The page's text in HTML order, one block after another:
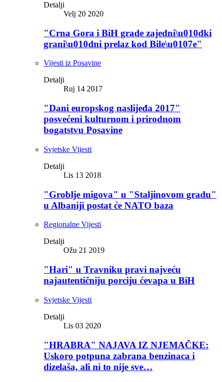
Detalji
Velj 20 2020
"Crna Gora i BiH grade zajedni\u010dki
grani\u010dni prelaz kod Bile\u0107e"
Vijesti iz Posavine
Detalji
Ruj 14 2017
"Dani europskog naslijeđa 2017"
posvećeni kulturnom i prirodnom
bogatstvu Posavine
Svjetske Vijesti
Detalji
Lis 13 2018
"Groblje migova" u "Staljinovom gradu"
u Albaniji postat će NATO baza
Regionalne Vijesti
Detalji
Ožu 21 2019
"Hari" u Travniku pravi najveću
najautentičniju porciju ćevapa u BiH
Svjetske Vijesti
Detalji
Lis 03 2020
"HRABRA" NAJAVA IZ NJEMAČKE:
Uskoro potpuna zabrana benzinaca i
dizelaša, ali ni to nije sve…